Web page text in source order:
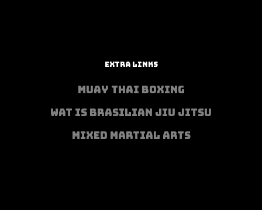
EXTRA LINKS
MUAY THAI BOXING
WAT IS BRASILIAN JIU JITSU
MIXED MARTIAL ARTS